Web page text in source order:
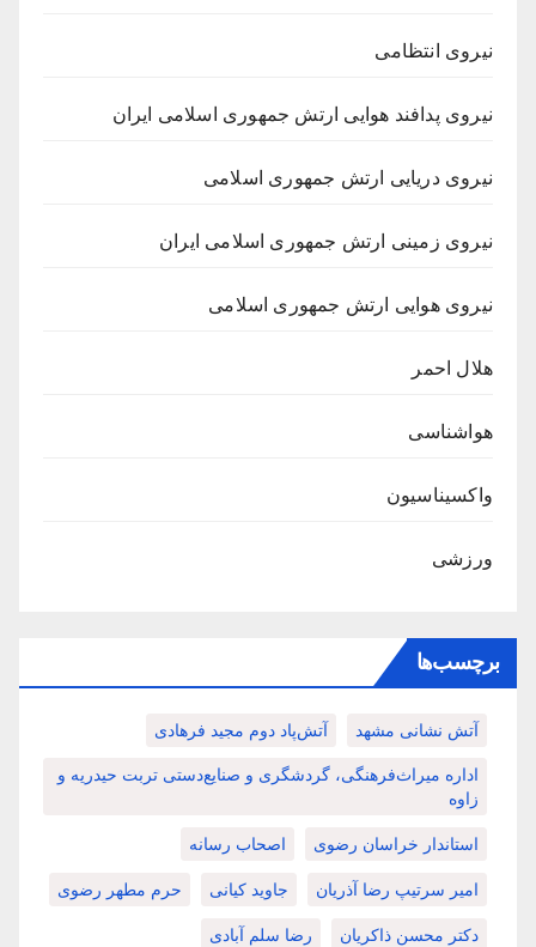
نیروی انتظامی
نیروی پدافند هوایی ارتش جمهوری اسلامی ایران
نیروی دریایی ارتش جمهوری اسلامی
نیروی زمینی ارتش جمهوری اسلامی ایران
نیروی هوایی ارتش جمهوری اسلامی
هلال احمر
هواشناسی
واکسیناسیون
ورزشی
برچسب‌ها
آتش نشانی مشهد آتش‌پاد دوم مجید فرهادی
اداره میراث‌فرهنگی، گردشگری و صنایع‌دستی تربت حیدریه و
زاوه
استاندار خراسان رضوی اصحاب رسانه
امیر سرتیپ رضا آذریان جاوید کیانی حرم مطهر رضوی
دکتر محسن ذاکریان رضا سلم آبادی